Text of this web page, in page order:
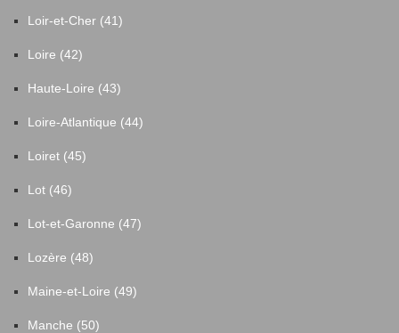
Loir-et-Cher (41)
Loire (42)
Haute-Loire (43)
Loire-Atlantique (44)
Loiret (45)
Lot (46)
Lot-et-Garonne (47)
Lozère (48)
Maine-et-Loire (49)
Manche (50)